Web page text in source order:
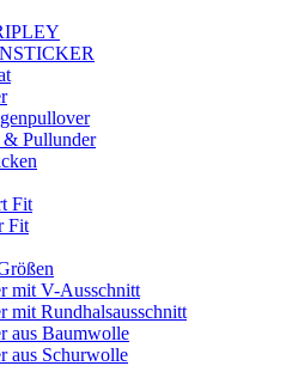
& Pullunder
Fit
Fit
mit V-Ausschnitt
mit Rundhalsausschnitt
aus Baumwolle
aus Schurwolle